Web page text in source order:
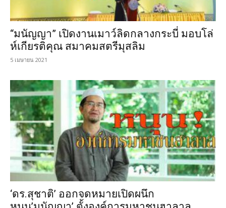
“มนัญญา” เปิดงานเมาว์ลิดกลางกระบี่ มอบโล่
ห์เกียรติคุณ สมาคมสตรีมุสลิม
5 เมษายน 2021
‘ดร.สุชาติ’ ออกจดหมายเปิดผนึก